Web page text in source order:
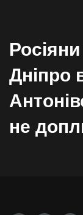
Дніпро
не